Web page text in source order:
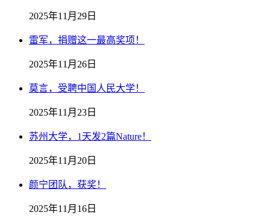
2025年11月29日
雷军，捐赠这一最高奖项！
2025年11月26日
莫言，受聘中国人民大学！
2025年11月23日
苏州大学，1天发2篇Nature！
2025年11月20日
颜宁团队，获奖！
2025年11月16日